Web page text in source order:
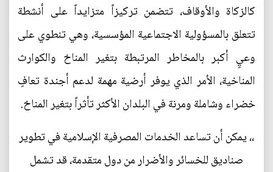
كالزكاة والأوقاف، تتضمن تركيزاً متزايداً على أنشطة
تتعلق بالمسؤولية الاجتماعية المؤسسية، وهي تنطوي على
وعيٍ أكبر بالمخاطر المرتبطة بتغير المناخ والكوارث
المناخية، الأمر الذي يوفر أرضية مهمة لدعم أجندة تعافٍ
خضراء وشاملة ومرنة في البلدان الأكثر تأثراً بتغير المناخ.
،، يمكن أن تساعد الخدمات المصرفية الإسلامية في تطوير
صناديق للخسائر والأضرار من دول متقدمة، قد تشمل